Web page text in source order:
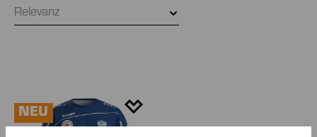
Relevanz
NEU